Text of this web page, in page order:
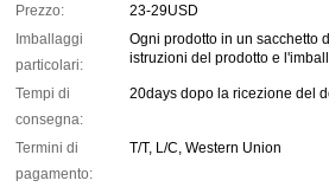
Prezzo:
23-29USD
Imballaggi
particolari:
Ogni prodotto in un sacchetto
istruzioni del prodotto e
Tempi di
consegna:
20days dopo la ricezione del
Termini di
pagamento:
T/T, L/C, Western Union